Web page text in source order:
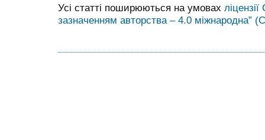
Усі статті поширюються на умовах
зазначенням авторства – 4.0 міжнародна”